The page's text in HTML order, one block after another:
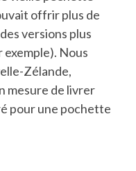
offrir plus de
versions plus
Nous
Zélande,
mesure de livrer
pour une pochette